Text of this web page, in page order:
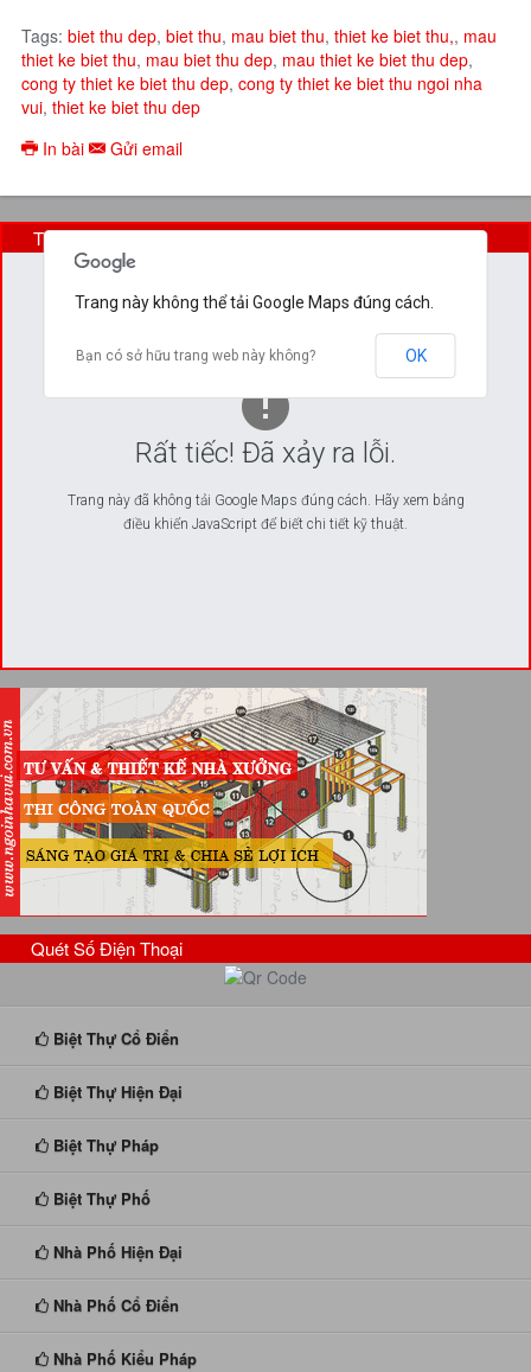
Tags: biet thu dep, biet thu, mau biet thu, thiet ke biet thu,, mau
thiet ke biet thu, mau biet thu dep, mau thiet ke biet thu dep,
cong ty thiet ke biet thu dep, cong ty thiet ke biet thu ngoi nha
vui, thiet ke biet thu dep
In bài
Gửi email
Trụ Sở Chính (29 Nguyễn Cửu Đàm)
Rất tiếc! Đã xảy ra lỗi.
Trang này đã không tải Google Maps đúng cách. Hãy xem bảng
điều khiển JavaScript để biết chi tiết kỹ thuật.
Trang này không thể tải Google Maps đúng cách.
Bạn có sở hữu trang web này không? OK
Quét Số Điện Thoại
Biệt Thự Cổ Điển
Biệt Thự Hiện Đại
Biệt Thự Pháp
Biệt Thự Phố
Nhà Phố Hiện Đại
Nhà Phố Cổ Điển
Nhà Phố Kiểu Pháp